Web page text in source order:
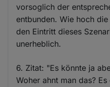
vorsoglich der
entbunden. Wie hoch
den Eintritt dieses
unerheblich.
6. Zitat: "Es könnte ja
Woher ahnt man das?